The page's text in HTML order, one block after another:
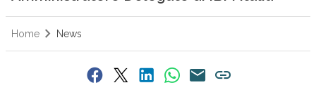
Home News